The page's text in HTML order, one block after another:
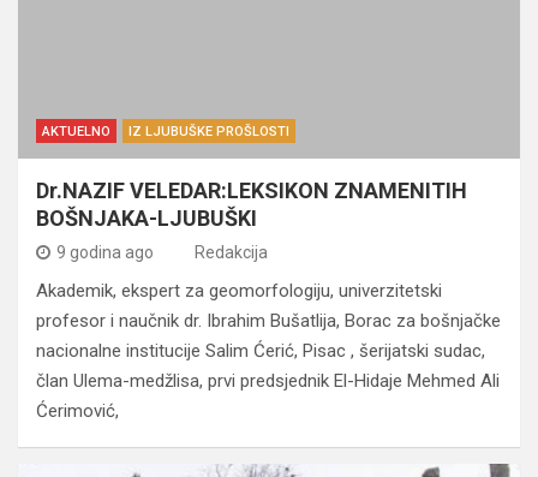
AKTUELNO IZ LJUBUŠKE PROŠLOSTI
Dr.NAZIF VELEDAR:LEKSIKON ZNAMENITIH
BOŠNJAKA-LJUBUŠKI
9 godina ago Redakcija
Akademik, ekspert za geomorfologiju, univerzitetski
profesor i naučnik dr. Ibrahim Bušatlija, Borac za bošnjačke
nacionalne institucije Salim Ćerić, Pisac , šerijatski sudac,
član Ulema-medžlisa, prvi predsjednik El-Hidaje Mehmed Ali
Ćerimović,